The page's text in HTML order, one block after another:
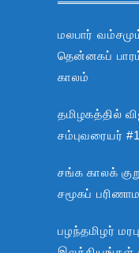
மலபார்
தென்னகப்
காலம்
தமிழகத்தில்
சம்புவரையர் #1
சங்க காலக்
சமூகப்
பழந்தமிழர்